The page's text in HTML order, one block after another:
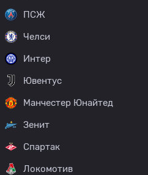
ПСЖ
Челси
Интер
Ювентус
Манчестер Юнайтед
Зенит
Спартак
Локомотив